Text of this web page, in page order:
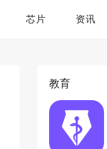
芯片 资讯
教育